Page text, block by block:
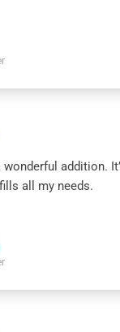
addition.
all my needs.